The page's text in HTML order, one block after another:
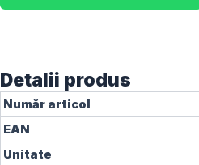
Detalii produs
Număr articol
EAN
Unitate